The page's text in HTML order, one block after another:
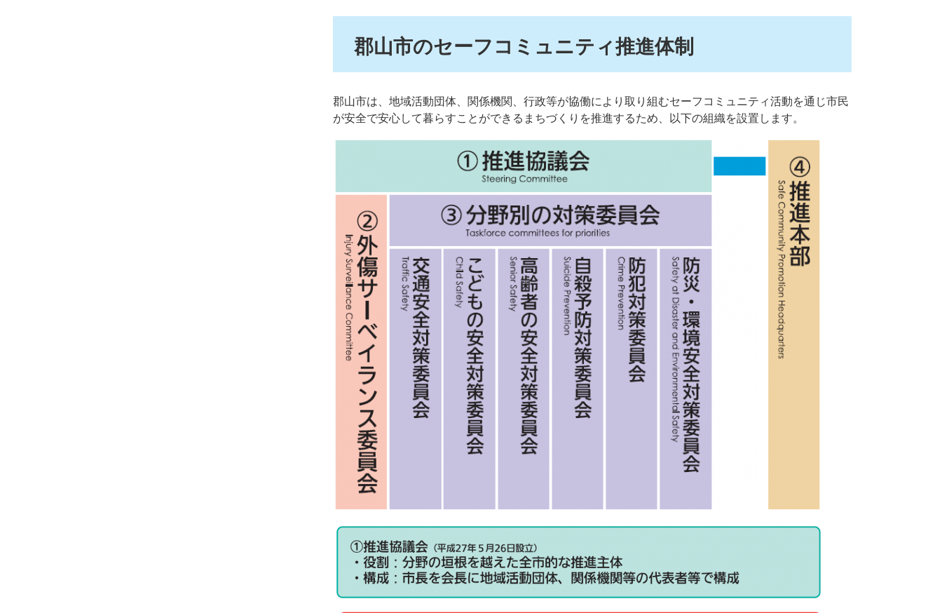
郡山市のセーフコミュニティ推進体制
郡山市は、地域活動団体、関係機関、行政等が協働により取り組むセーフコミュニティ活動を通じ市民
が安全で安心して暮らすことができるまちづくりを推進するため、以下の組織を設置します。